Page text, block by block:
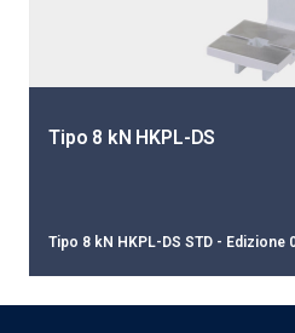
Tipo 8 kN HKPL-DS
Tipo 8 kN HKPL-DS STD - Edizione